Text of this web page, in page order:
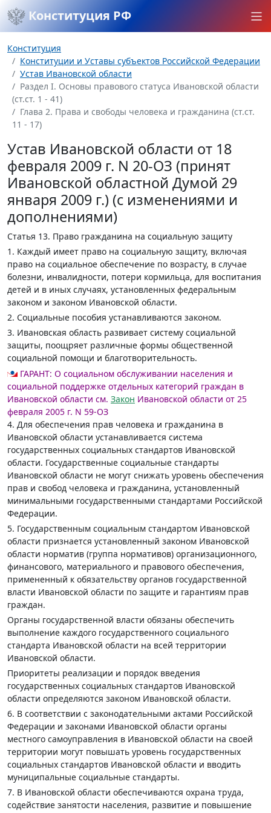
Конституция РФ
Конституция
Конституции и Уставы субъектов Российской Федерации
Устав Ивановской области
Раздел I. Основы правового статуса Ивановской области
(ст.ст. 1 - 41)
Глава 2. Права и свободы человека и гражданина (ст.ст.
11 - 17)
Устав Ивановской области от 18
февраля 2009 г. N 20-ОЗ (принят
Ивановской областной Думой 29
января 2009 г.) (с изменениями и
дополнениями)
Статья 13. Право гражданина на социальную защиту
1. Каждый имеет право на социальную защиту, включая
право на социальное обеспечение по возрасту, в случае
болезни, инвалидности, потери кормильца, для воспитания
детей и в иных случаях, установленных федеральным
законом и законом Ивановской области.
2. Социальные пособия устанавливаются законом.
3. Ивановская область развивает систему социальной
защиты, поощряет различные формы общественной
социальной помощи и благотворительность.
ГАРАНТ: О социальном обслуживании населения и
социальной поддержке отдельных категорий граждан в
Ивановской области см. Закон Ивановской области от 25
февраля 2005 г. N 59-ОЗ
4. Для обеспечения прав человека и гражданина в
Ивановской области устанавливается система
государственных социальных стандартов Ивановской
области. Государственные социальные стандарты
Ивановской области не могут снижать уровень обеспечения
прав и свобод человека и гражданина, установленный
минимальными государственными стандартами Российской
Федерации.
5. Государственным социальным стандартом Ивановской
области признается установленный законом Ивановской
области норматив (группа нормативов) организационного,
финансового, материального и правового обеспечения,
примененный к обязательству органов государственной
власти Ивановской области по защите и гарантиям прав
граждан.
Органы государственной власти обязаны обеспечить
выполнение каждого государственного социального
стандарта Ивановской области на всей территории
Ивановской области.
Приоритеты реализации и порядок введения
государственных социальных стандартов Ивановской
области определяются законом Ивановской области.
6. В соответствии с законодательными актами Российской
Федерации и законами Ивановской области органы
местного самоуправления в Ивановской области на своей
территории могут повышать уровень государственных
социальных стандартов Ивановской области и вводить
муниципальные социальные стандарты.
7. В Ивановской области обеспечиваются охрана труда,
содействие занятости населения, развитие и повышение